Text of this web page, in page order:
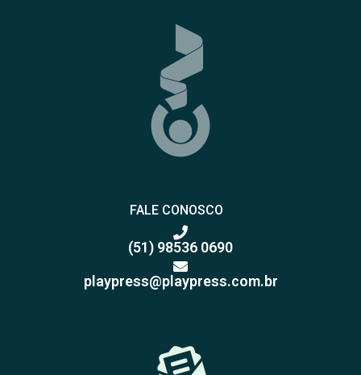
FALE CONOSCO
(51) 98536 0690
playpress@playpress.com.br